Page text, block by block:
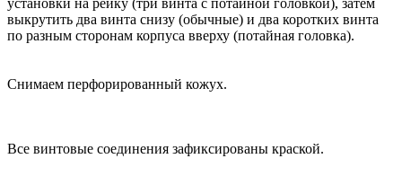
установки на рейку (три винта с потайной головкой), затем
выкрутить два винта снизу (обычные) и два коротких винта
по разным сторонам корпуса вверху (потайная головка).
Снимаем перфорированный кожух.
Все винтовые соединения зафиксированы краской.